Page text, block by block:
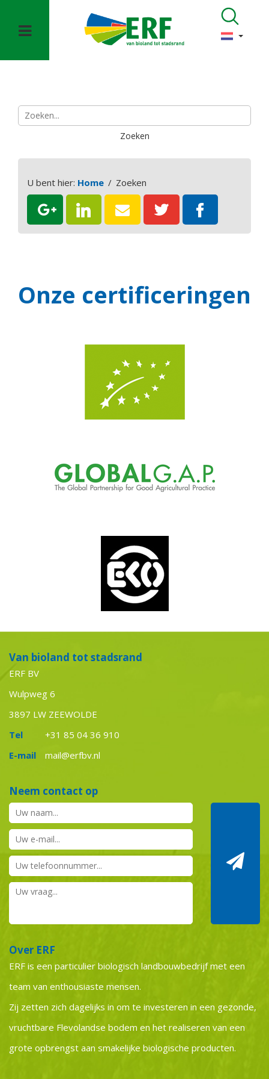
U bent hier: Home Zoeken
Onze certificeringen
Van bioland tot stadsrand
ERF BV
Wulpweg 6
3897 LW ZEEWOLDE
Tel
+31 85 04 36 910
E-mail
mail@erfbv.nl
Neem contact op
Over ERF
ERF is een particulier biologisch landbouwbedrijf met een
team van enthousiaste mensen.
Zij zetten zich dagelijks in om te investeren in een gezonde,
vruchtbare Flevolandse bodem en het realiseren van een
grote opbrengst aan smakelijke biologische producten.